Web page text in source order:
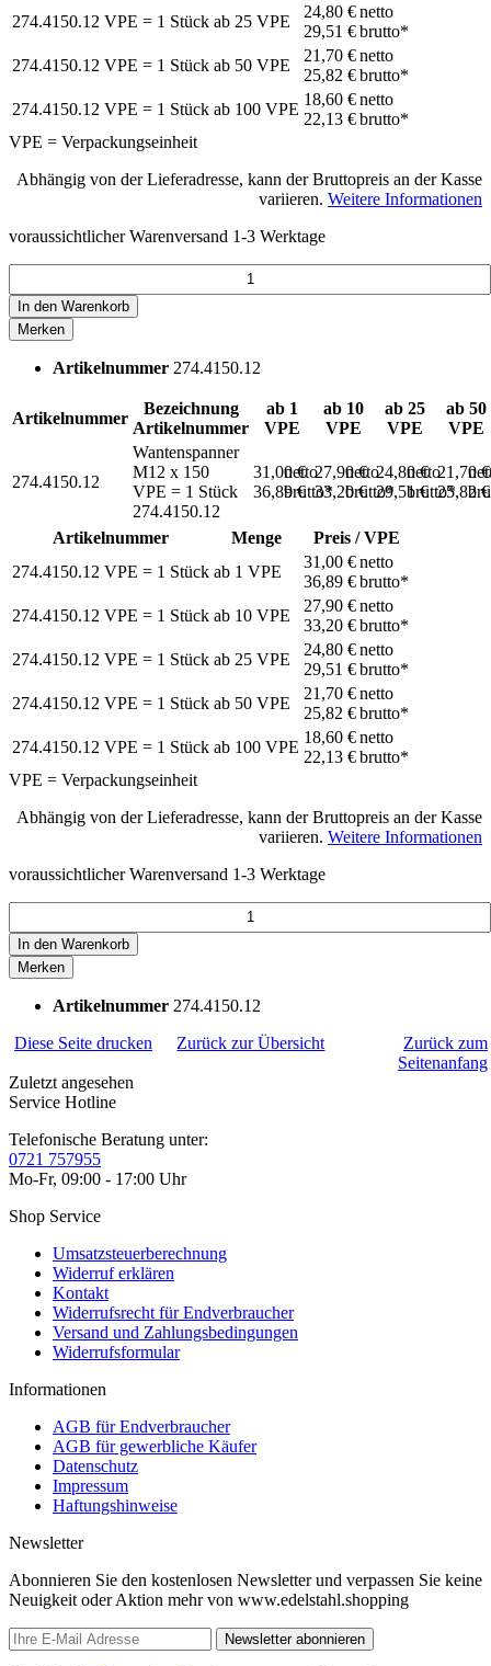
274.4150.12 VPE = 1 Stück ab 25 VPE
24,80 €netto
29,51 €brutto*
274.4150.12 VPE = 1 Stück ab 50 VPE
21,70 €netto
25,82 €brutto*
274.4150.12 VPE = 1 Stück ab 100 VPE
18,60 €netto
22,13 €brutto*
VPE = Verpackungseinheit
Abhängig von der Lieferadresse, kann der Bruttopreis an der Kasse
variieren. Weitere Informationen
voraussichtlicher Warenversand 1-3 Werktage
In den Warenkorb
Merken
Artikelnummer 274.4150.12
Artikelnummer
Bezeichnung
Artikelnummer
ab 1
VPE
ab 10
VPE
ab 25
VPE
ab 50
VPE
274.4150.12
Wantenspanner
M12 x 150
VPE = 1 Stück
274.4150.12
31,00 €
netto
36,89 €
brutto*
27,90 €
netto
33,20 €brutto*
24,80 €
netto
29,51 €
brutto*
21,70
25,82
Artikelnummer Menge
Preis / VPE
274.4150.12 VPE = 1 Stück ab 1 VPE
31,00 €netto
36,89 €brutto*
274.4150.12 VPE = 1 Stück ab 10 VPE
27,90 €netto
33,20 €brutto*
274.4150.12 VPE = 1 Stück ab 25 VPE
24,80 €netto
29,51 €brutto*
274.4150.12 VPE = 1 Stück ab 50 VPE
21,70 €netto
25,82 €brutto*
274.4150.12 VPE = 1 Stück ab 100 VPE
18,60 €netto
22,13 €brutto*
VPE = Verpackungseinheit
Abhängig von der Lieferadresse, kann der Bruttopreis an der Kasse
variieren. Weitere Informationen
voraussichtlicher Warenversand 1-3 Werktage
In den Warenkorb
Merken
Artikelnummer 274.4150.12
Diese Seite drucken
Zurück zur Übersicht
Zurück zum
Seitenanfang
Zuletzt angesehen
Service Hotline
Telefonische Beratung unter:
0721 757955
Mo-Fr, 09:00 - 17:00 Uhr
Shop Service
Umsatzsteuerberechnung
Widerruf erklären
Kontakt
Widerrufsrecht für Endverbraucher
Versand und Zahlungsbedingungen
Widerrufsformular
Informationen
AGB für Endverbraucher
AGB für gewerbliche Käufer
Datenschutz
Impressum
Haftungshinweise
Newsletter
Abonnieren Sie den kostenlosen Newsletter und verpassen Sie keine
Neuigkeit oder Aktion mehr von www.edelstahl.shopping
Newsletter abonnieren